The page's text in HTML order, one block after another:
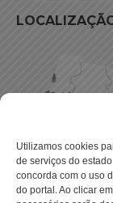
Utilizamos cookies
de serviços do
concorda com o uso
do portal. Ao clicar